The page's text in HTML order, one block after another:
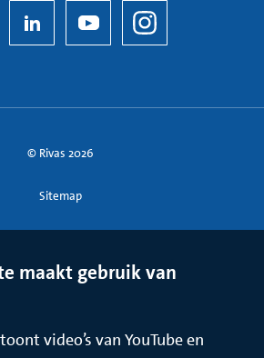
© Rivas 2026
Sitemap
maakt gebruik van
video’s van YouTube en